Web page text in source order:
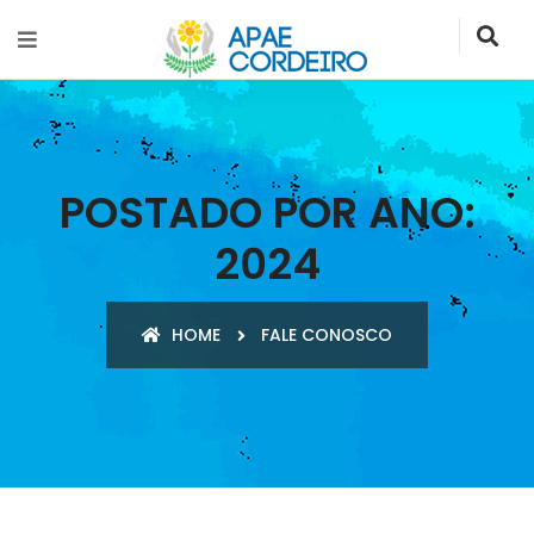
POSTADO POR ANO:
2024
HOME FALE CONOSCO